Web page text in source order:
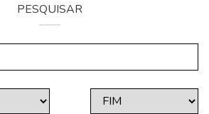
PESQUISAR